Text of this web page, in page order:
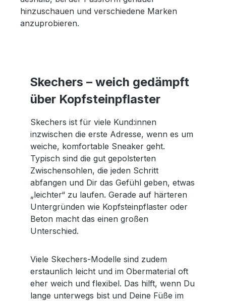
hinzuschauen und verschiedene Marken
anzuprobieren.
Skechers – weich gedämpft
über Kopfsteinpflaster
Skechers ist für viele Kund:innen
inzwischen die erste Adresse, wenn es um
weiche, komfortable Sneaker geht.
Typisch sind die gut gepolsterten
Zwischensohlen, die jeden Schritt
abfangen und Dir das Gefühl geben, etwas
„leichter“ zu laufen. Gerade auf härteren
Untergründen wie Kopfsteinpflaster oder
Beton macht das einen großen
Unterschied.
Viele Skechers-Modelle sind zudem
erstaunlich leicht und im Obermaterial oft
eher weich und flexibel. Das hilft, wenn Du
lange unterwegs bist und Deine Füße im